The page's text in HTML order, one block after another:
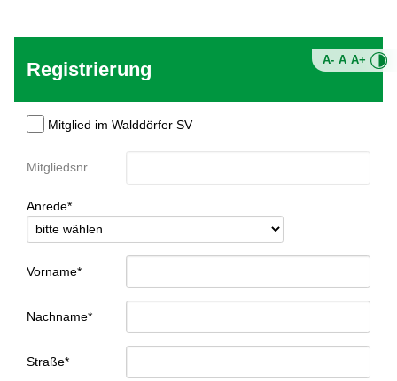
A- A A+
Registrierung
Mitglied im Walddörfer SV
Mitgliedsnr.
Anrede*
Vorname*
Nachname*
Straße*